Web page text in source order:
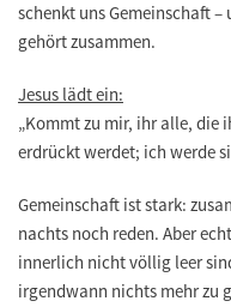
schenkt uns Gemeinschaft –
gehört zusammen.
Jesus lädt ein:
„Kommt zu mir, ihr alle, die
erdrückt werdet; ich werde
Gemeinschaft ist stark:
nachts noch reden. Aber
innerlich nicht völlig leer
irgendwann nichts mehr zu